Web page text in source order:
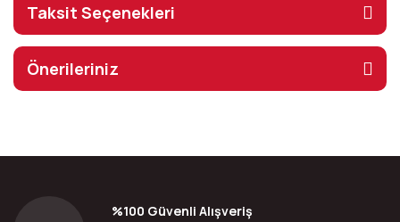
Taksit Seçenekleri
Önerileriniz
%100 Güvenli Alışveriş